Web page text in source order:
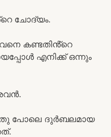
ചോദ്യം.
കണ്ടതിൻ്റെ
എനിക്ക് ഒന്നും
പോലെ ദുർബലമായ